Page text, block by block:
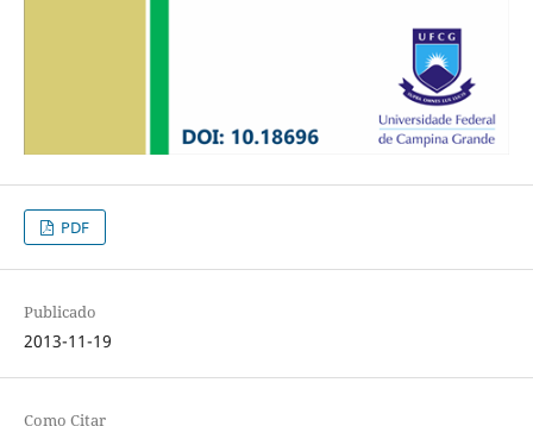
PDF
Publicado
2013-11-19
Como Citar